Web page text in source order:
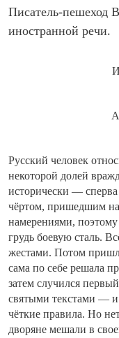
Писатель-пешеход
иностранной речи.
Русский человек
некоторой долей
исторически —
чёртом, пришедшим
намерениями, поэтому
грудь боевую сталь.
жестами. Потом
сама по себе решала
затем случился
святыми текстами — и
чёткие правила. Но
дворяне мешали в